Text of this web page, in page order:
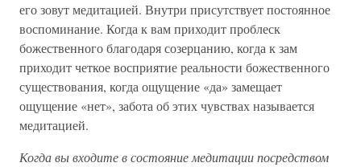
его зовут медитацией. Внутри присутствует постоянное
воспоминание. Когда к вам приходит проблеск
божественного благодаря созерцанию, когда к зам
приходит четкое восприятие реальности божественного
существования, когда ощущение «да» замещает
ощущение «нет», забота об этих чувствах называется
медитацией.
Когда вы входите в состояние медитации посредством